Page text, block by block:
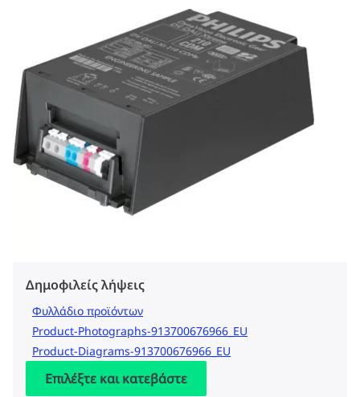
Δημοφιλείς λήψεις
Φυλλάδιο προϊόντων
Product-Photographs-913700676966_EU
Product-Diagrams-913700676966_EU
Επιλέξτε και κατεβάστε